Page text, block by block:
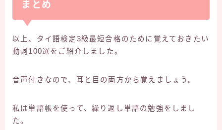
まとめ
以上、タイ語検定3級最短合格のために覚えておきたい
動詞100選をご紹介しました。
音声付きなので、耳と目の両方から覚えましょう。
私は単語帳を使って、繰り返し単語の勉強をしまし
た。